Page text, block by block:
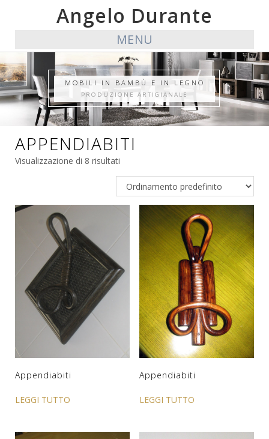
Angelo Durante
MENU
MOBILI IN BAMBÙ E IN LEGNO
PRODUZIONE ARTIGIANALE
APPENDIABITI
Visualizzazione di 8 risultati
Appendiabiti
LEGGI TUTTO
Appendiabiti
LEGGI TUTTO